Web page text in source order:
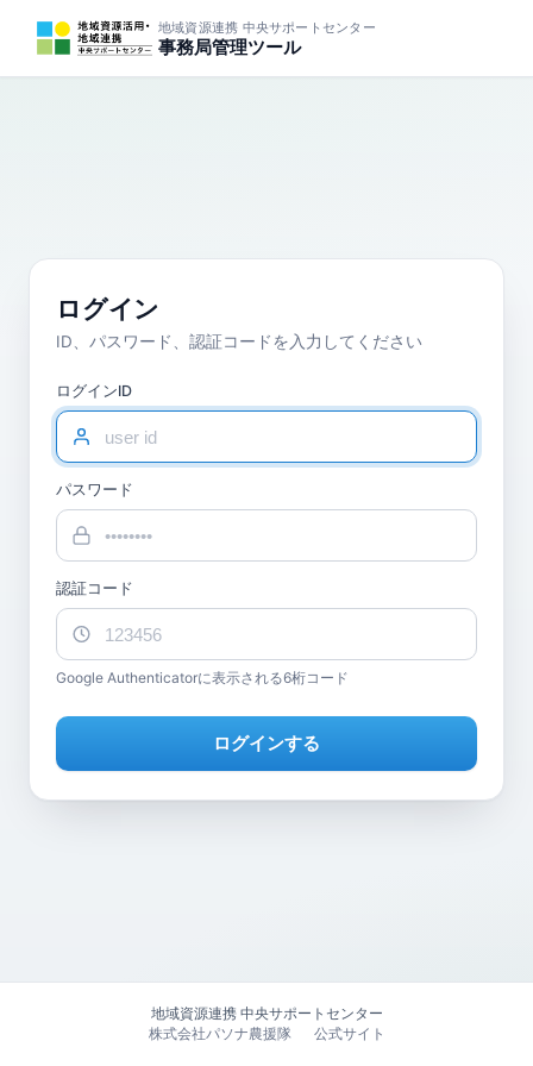
地域資源連携 中央サポートセンター
事務局管理ツール
ログイン
ID、パスワード、認証コードを入力してください
ログインID
パスワード
認証コード
Google Authenticatorに表示される6桁コード
ログインする
地域資源連携 中央サポートセンター
株式会社パソナ農援隊
公式サイト